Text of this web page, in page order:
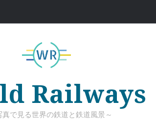
Railways
で見る世界の鉄道と鉄道風景～